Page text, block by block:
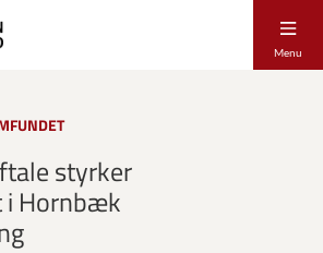
Menu
styrker
Hornbæk